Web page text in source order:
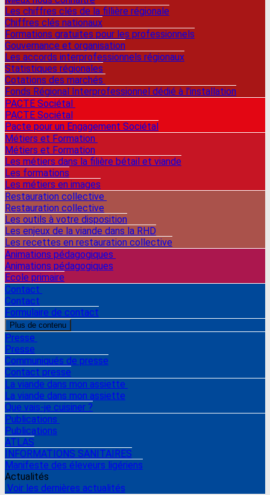
Les chiffres clés de la fillière régionale
Chiffres clés nationaux
Formations gratuites pour les professionnels
Gouvernance et organisation
Les accords interprofessionnels régionaux
Statistiques régionales
Cotations des marchés
Fonds Régional Interprofessionnel dédié à l'installation
PACTE Sociétal
PACTE Sociétal
Pacte pour un Engagement Sociétal
Métiers et Formation
Métiers et Formation
Les métiers dans la filière bétail et viande
Les formations
Les métiers en images
Restauration collective
Restauration collective
Les outils à votre disposition
Les enjeux de la viande dans la RHD
Les recettes en restauration collective
Animations pédagogiques
Animations pédagogiques
Ecole primaire
Contact
Contact
Formulaire de contact
Plus de contenu
Presse
Presse
Communiqués de presse
Contact presse
La viande dans mon assiette
La viande dans mon assiette
Que vais-je cuisiner ?
Publications
Publications
ATLAS
INFORMATIONS SANITAIRES
Manifeste des éleveurs ligériens
Actualités
Voir les dernières actualités